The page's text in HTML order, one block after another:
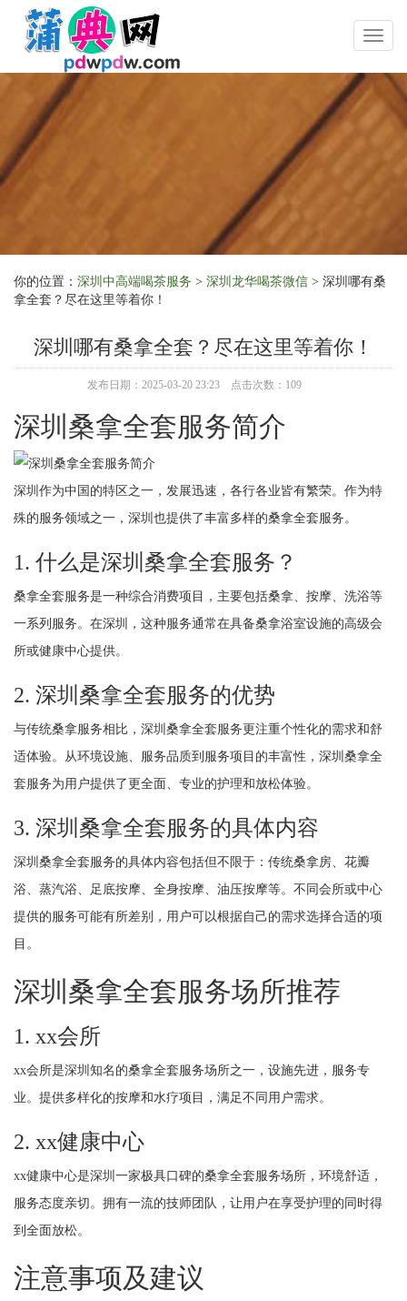
Toggle
你的位置： 深圳中高端喝茶服务 > 深圳龙华喝茶微信 > 深圳哪有桑
拿全套？尽在这里等着你！
深圳哪有桑拿全套？尽在这里等着你！
发布日期：2025-03-20 23:23 点击次数：109
深圳桑拿全套服务简介
深圳作为中国的特区之一，发展迅速，各行各业皆有繁荣。作为特
殊的服务领域之一，深圳也提供了丰富多样的桑拿全套服务。
1. 什么是深圳桑拿全套服务？
桑拿全套服务是一种综合消费项目，主要包括桑拿、按摩、洗浴等
一系列服务。在深圳，这种服务通常在具备桑拿浴室设施的高级会
所或健康中心提供。
2. 深圳桑拿全套服务的优势
与传统桑拿服务相比，深圳桑拿全套服务更注重个性化的需求和舒
适体验。从环境设施、服务品质到服务项目的丰富性，深圳桑拿全
套服务为用户提供了更全面、专业的护理和放松体验。
3. 深圳桑拿全套服务的具体内容
深圳桑拿全套服务的具体内容包括但不限于：传统桑拿房、花瓣
浴、蒸汽浴、足底按摩、全身按摩、油压按摩等。不同会所或中心
提供的服务可能有所差别，用户可以根据自己的需求选择合适的项
目。
深圳桑拿全套服务场所推荐
1. xx会所
xx会所是深圳知名的桑拿全套服务场所之一，设施先进，服务专
业。提供多样化的按摩和水疗项目，满足不同用户需求。
2. xx健康中心
xx健康中心是深圳一家极具口碑的桑拿全套服务场所，环境舒适，
服务态度亲切。拥有一流的技师团队，让用户在享受护理的同时得
到全面放松。
注意事项及建议